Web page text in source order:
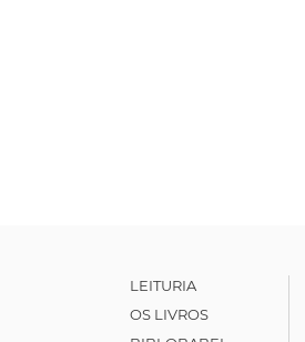
LEITURIA
OS LIVROS